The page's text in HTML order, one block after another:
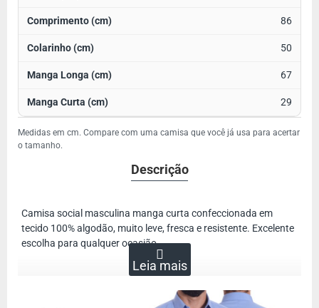
86
50
67
29
Medidas em cm. Compare com uma camisa que você já usa para acertar
o tamanho.
Descrição
Camisa social masculina manga curta confeccionada em
tecido 100% algodão, muito leve, fresca e resistente. Excelente
escolha para qualquer ocasião